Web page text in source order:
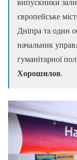
європейське
Дніпра та один
начальник
гуманітарної
Хорошилов.